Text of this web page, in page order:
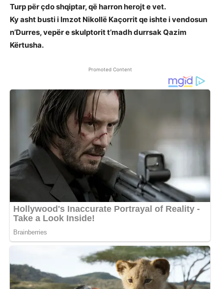
Turp për çdo shqiptar, që harron herojt e vet.
Ky asht busti i Imzot Nikollë Kaçorrit qe ishte i vendosun
n’Durres, vepër e skulptorit t’madh durrsak Qazim
Kërtusha.
Promoted Content